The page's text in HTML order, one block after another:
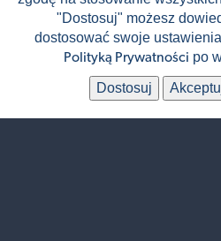
Praktyczne info
"Dostosuj" możesz
dostosować swoje
Polityką Prywatności po
Dostosuj